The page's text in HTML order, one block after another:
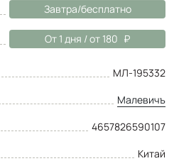
Завтра/бесплатно
От 1 дня / от 180
МЛ-195332
Малевичъ
4657826590107
Китай